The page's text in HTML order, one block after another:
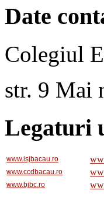
Date
Colegiul
str. 9 Mai
Legaturi
www.isjbacau.ro
www.ccdbacau.ro
www.bjbc.ro